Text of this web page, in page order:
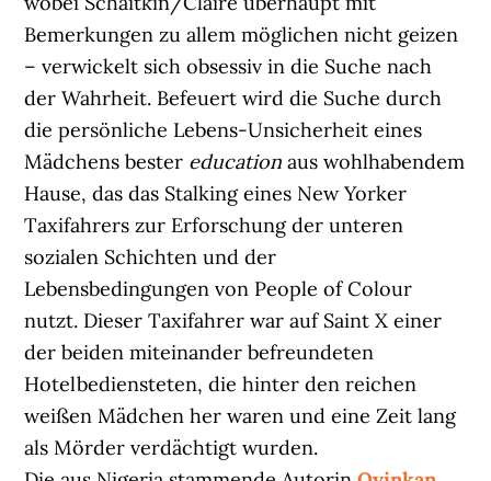
Bemerkungen zu allem möglichen nicht geizen
– verwickelt sich obsessiv in die Suche nach
der Wahrheit. Befeuert wird die Suche durch
die persönliche Lebens-Unsicherheit eines
Mädchens bester education aus wohlhabendem
Hause, das das Stalking eines New Yorker
Taxifahrers zur Erforschung der unteren
sozialen Schichten und der
Lebensbedingungen von People of Colour
nutzt. Dieser Taxifahrer war auf Saint X einer
der beiden miteinander befreundeten
Hotelbediensteten, die hinter den reichen
weißen Mädchen her waren und eine Zeit lang
als Mörder verdächtigt wurden.